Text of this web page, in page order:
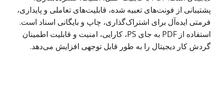
پشتیبانی از فونت‌های تعبیه شده، قابلیت‌های تعاملی و پایداری،
فرمتی ایده‌آل برای اشتراک‌گذاری، چاپ و بایگانی اسناد است.
استفاده از PDF به جای PS، کارایی، امنیت و قابلیت اطمینان
گردش کار دیجیتال را به طور قابل توجهی افزایش می‌دهد.